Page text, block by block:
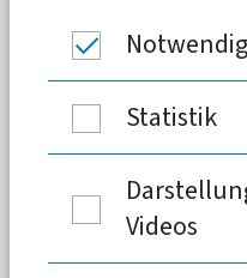
des Verbandes
Statistik
Videos